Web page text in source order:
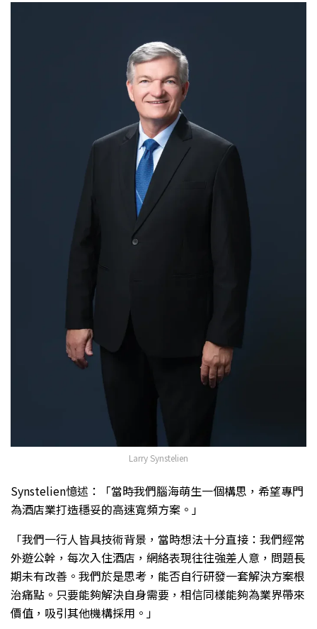
Larry Synstelien
Synstelien憶述：「當時我們腦海萌生一個構思，希望專門
為酒店業打造穩妥的高速寬頻方案。」
「我們一行人皆具技術背景，當時想法十分直接：我們經常
外遊公幹，每次入住酒店，網絡表現往往強差人意，問題長
期未有改善。我們於是思考，能否自行研發一套解決方案根
治痛點。只要能夠解決自身需要，相信同樣能夠為業界帶來
價值，吸引其他機構採用。」